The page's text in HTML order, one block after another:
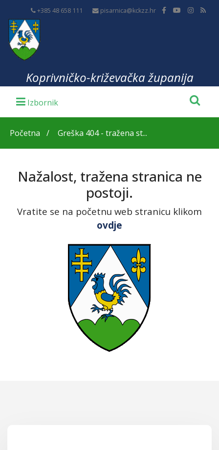
+385 48 658 111 pisarnica@kckzz.hr
Koprivničko-križevačka županija
Početna Greška 404 - tražena st...
Nažalost, tražena stranica ne
postoji.
Vratite se na početnu web stranicu klikom
ovdje